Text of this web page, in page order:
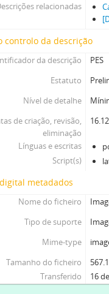
relacionadas
controlo da descrição
da descrição
PES
Estatuto
Nível de detalhe
de criação, revisão,
eliminação
Línguas e escritas
Script(s)
metadados
Nome do ficheiro
Tipo de suporte
Mime-type
Tamanho do ficheiro
Transferido
16